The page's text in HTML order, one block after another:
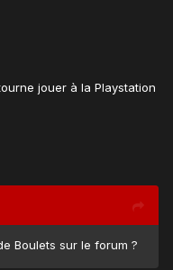
jouer à la Playstation
Boulets sur le forum ?